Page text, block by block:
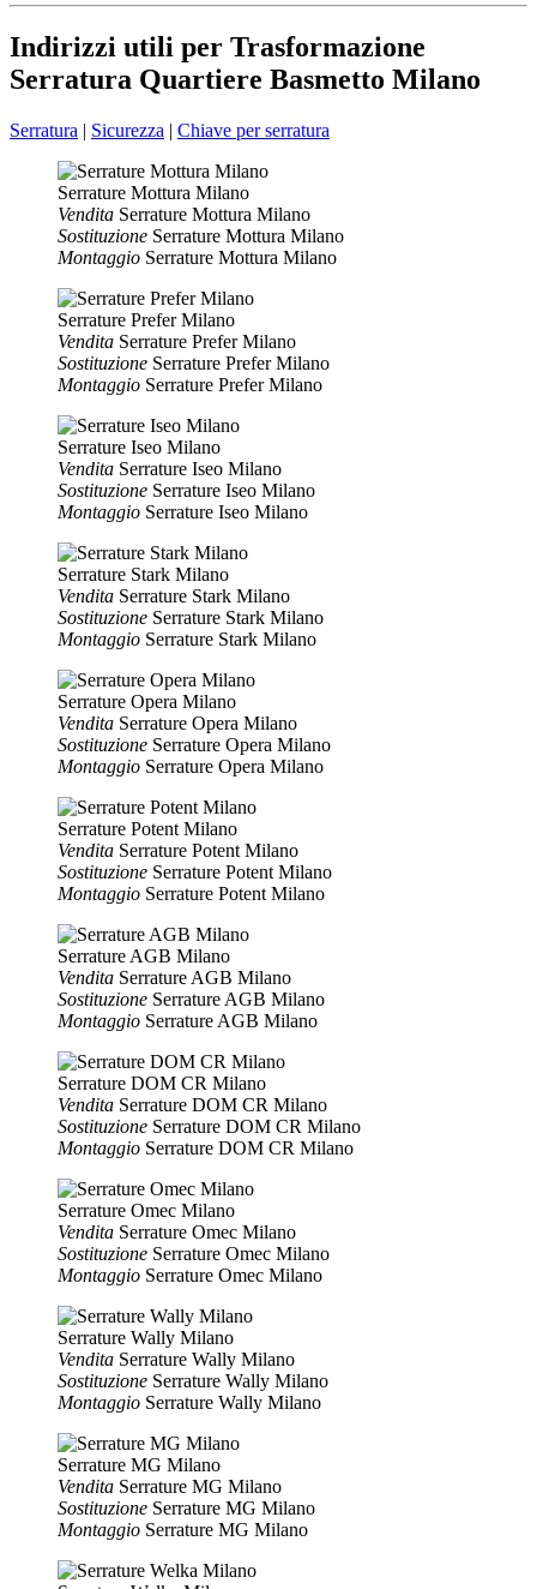
Indirizzi utili per Trasformazione
Serratura Quartiere Basmetto Milano
Serratura | Sicurezza | Chiave per serratura
Serrature Mottura Milano
Vendita Serrature Mottura Milano
Sostituzione Serrature Mottura Milano
Montaggio Serrature Mottura Milano
Serrature Prefer Milano
Vendita Serrature Prefer Milano
Sostituzione Serrature Prefer Milano
Montaggio Serrature Prefer Milano
Serrature Iseo Milano
Vendita Serrature Iseo Milano
Sostituzione Serrature Iseo Milano
Montaggio Serrature Iseo Milano
Serrature Stark Milano
Vendita Serrature Stark Milano
Sostituzione Serrature Stark Milano
Montaggio Serrature Stark Milano
Serrature Opera Milano
Vendita Serrature Opera Milano
Sostituzione Serrature Opera Milano
Montaggio Serrature Opera Milano
Serrature Potent Milano
Vendita Serrature Potent Milano
Sostituzione Serrature Potent Milano
Montaggio Serrature Potent Milano
Serrature AGB Milano
Vendita Serrature AGB Milano
Sostituzione Serrature AGB Milano
Montaggio Serrature AGB Milano
Serrature DOM CR Milano
Vendita Serrature DOM CR Milano
Sostituzione Serrature DOM CR Milano
Montaggio Serrature DOM CR Milano
Serrature Omec Milano
Vendita Serrature Omec Milano
Sostituzione Serrature Omec Milano
Montaggio Serrature Omec Milano
Serrature Wally Milano
Vendita Serrature Wally Milano
Sostituzione Serrature Wally Milano
Montaggio Serrature Wally Milano
Serrature MG Milano
Vendita Serrature MG Milano
Sostituzione Serrature MG Milano
Montaggio Serrature MG Milano